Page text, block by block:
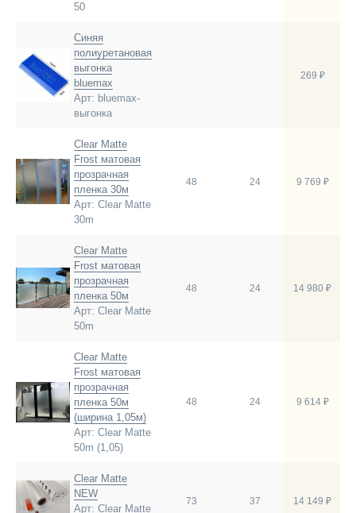
50
Синяя
полиуретановая
выгонка
bluemax
Арт: bluemax-
выгонка
269 ₽
Clear Matte
Frost матовая
прозрачная
пленка 30м
Арт: Clear Matte
30m
48 24 9 769 ₽
Clear Matte
Frost матовая
прозрачная
пленка 50м
Арт: Clear Matte
50m
48 24 14 980 ₽
Clear Matte
Frost матовая
прозрачная
пленка 50м
(ширина 1,05м)
Арт: Clear Matte
50m (1,05)
48 24 9 614 ₽
Clear Matte
NEW
Арт: Clear Matte
73 37 14 149 ₽